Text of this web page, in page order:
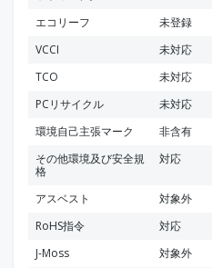
エコリーフ
未登録
VCCI
未対応
TCO
未対応
PCリサイクル
未対応
環境自己主張マーク
非含有
その他環境及び安全規
格
対応
アスベスト
対象外
RoHS指令
対応
J-Moss
対象外